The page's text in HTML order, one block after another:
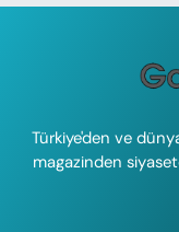
Türkiye'den ve
magazinden